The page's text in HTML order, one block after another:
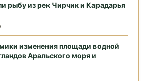
рыбу из рек Чирчик и Карадарья
изменения площади водной
Аральского моря и